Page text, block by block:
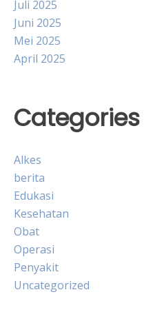
Juli 2025
Juni 2025
Mei 2025
April 2025
Categories
Alkes
berita
Edukasi
Kesehatan
Obat
Operasi
Penyakit
Uncategorized